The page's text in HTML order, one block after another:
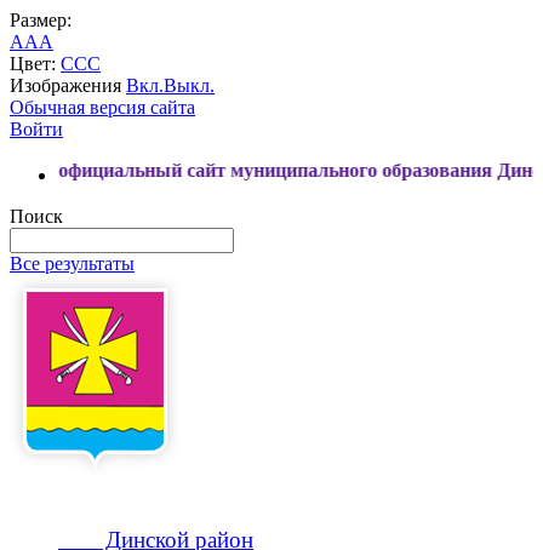
Размер:
AAA
Цвет: CCC
Изображения Вкл.Выкл.
Обычная версия сайта
Войти
сайт муниципального образования Динской район
Поиск
Все результаты
Динской район